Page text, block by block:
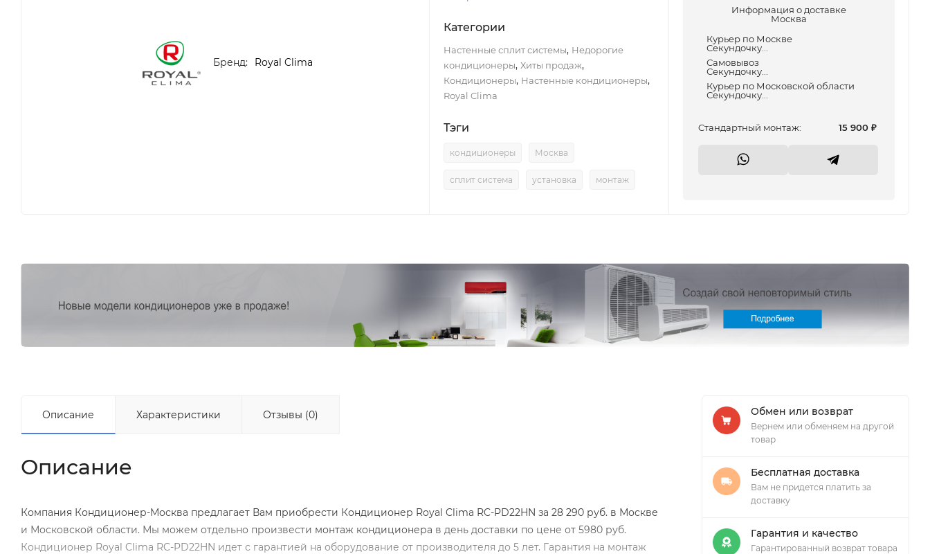
Бренд: Royal Clima
Категории
Настенные сплит системы, Недорогие
кондиционеры, Хиты продаж,
Кондиционеры, Настенные кондиционеры,
Royal Clima
Тэги
кондиционеры Москва
сплит система установка монтаж
Информация о доставке
Москва
Курьер по Москве
Секундочку...
Самовывоз
Секундочку...
Курьер по Московской области
Секундочку...
Cтандартный монтаж: 15 900 ₽
Описание Характеристики Отзывы (0)
Описание
Компания Кондиционер-Москва предлагает Вам приобрести Кондиционер Royal Clima RC-PD22HN за 28 290 руб. в Москве
и Московской области. Мы можем отдельно произвести монтаж кондиционера в день доставки по цене от 5980 руб.
Кондиционер Royal Clima RC-PD22HN идет с гарантией на оборудование от производителя до 5 лет. Гарантия на монтаж
Обмен или возврат
Вернем или обменяем на другой
товар
Бесплатная доставка
Вам не придется платить за
доставку
Гарантия и качество
Гарантированный возврат товара